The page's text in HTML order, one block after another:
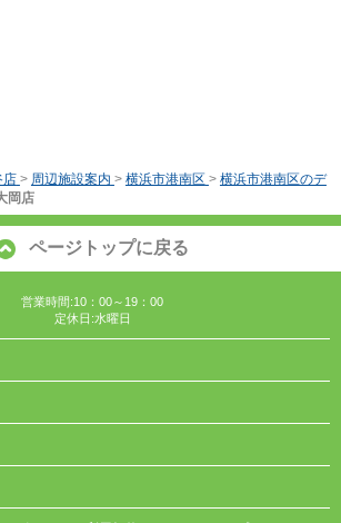
店 > 周辺施設案内 > 横浜市港南区 > 横浜市港南区のデ
岡店
ページトップに戻る
営業時間:10：00～19：00
定休日:水曜日